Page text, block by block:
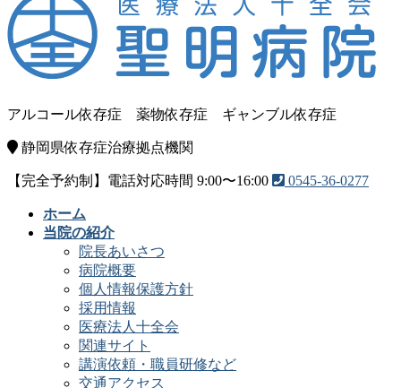
アルコール依存症 薬物依存症 ギャンブル依存症
静岡県依存症治療拠点機関
【完全予約制】電話対応時間 9:00〜16:00 0545-36-0277
ホーム
当院の紹介
院長あいさつ
病院概要
個人情報保護方針
採用情報
医療法人十全会
関連サイト
講演依頼・職員研修など
交通アクセス